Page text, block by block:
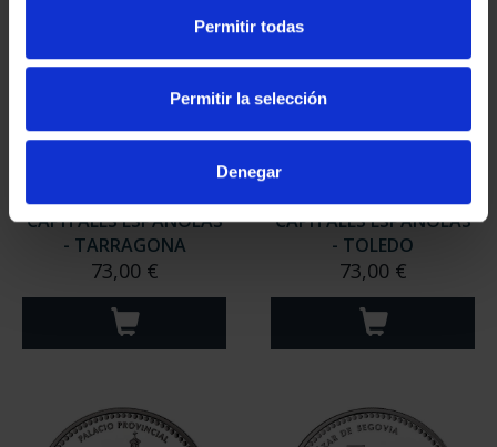
Permitir todas
Permitir la selección
Denegar
CAPITALES ESPAÑOLAS
- TARRAGONA
73,00 €
CAPITALES ESPAÑOLAS
- TOLEDO
73,00 €